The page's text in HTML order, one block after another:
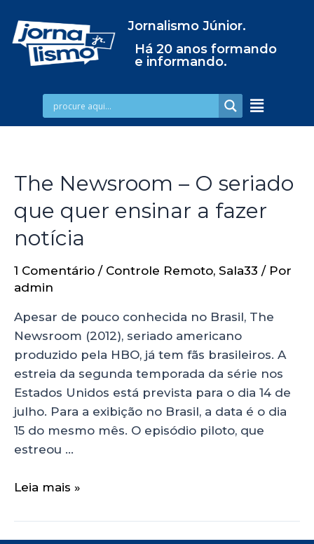
Jornalismo Júnior.
Há 20 anos formando
e informando.
The Newsroom – O seriado
que quer ensinar a fazer
notícia
1 Comentário / Controle Remoto, Sala33 / Por
admin
Apesar de pouco conhecida no Brasil, The
Newsroom (2012), seriado americano
produzido pela HBO, já tem fãs brasileiros. A
estreia da segunda temporada da série nos
Estados Unidos está prevista para o dia 14 de
julho. Para a exibição no Brasil, a data é o dia
15 do mesmo mês. O episódio piloto, que
estreou …
Leia mais »